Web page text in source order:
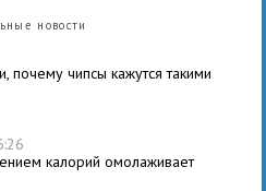
новости
почему чипсы кажутся такими
калорий омолаживает